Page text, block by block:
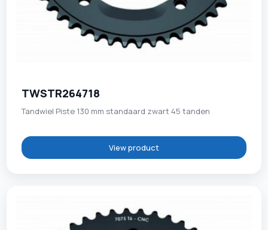
TWSTR264718
Tandwiel Piste 130 mm standaard zwart 45 tanden
View product